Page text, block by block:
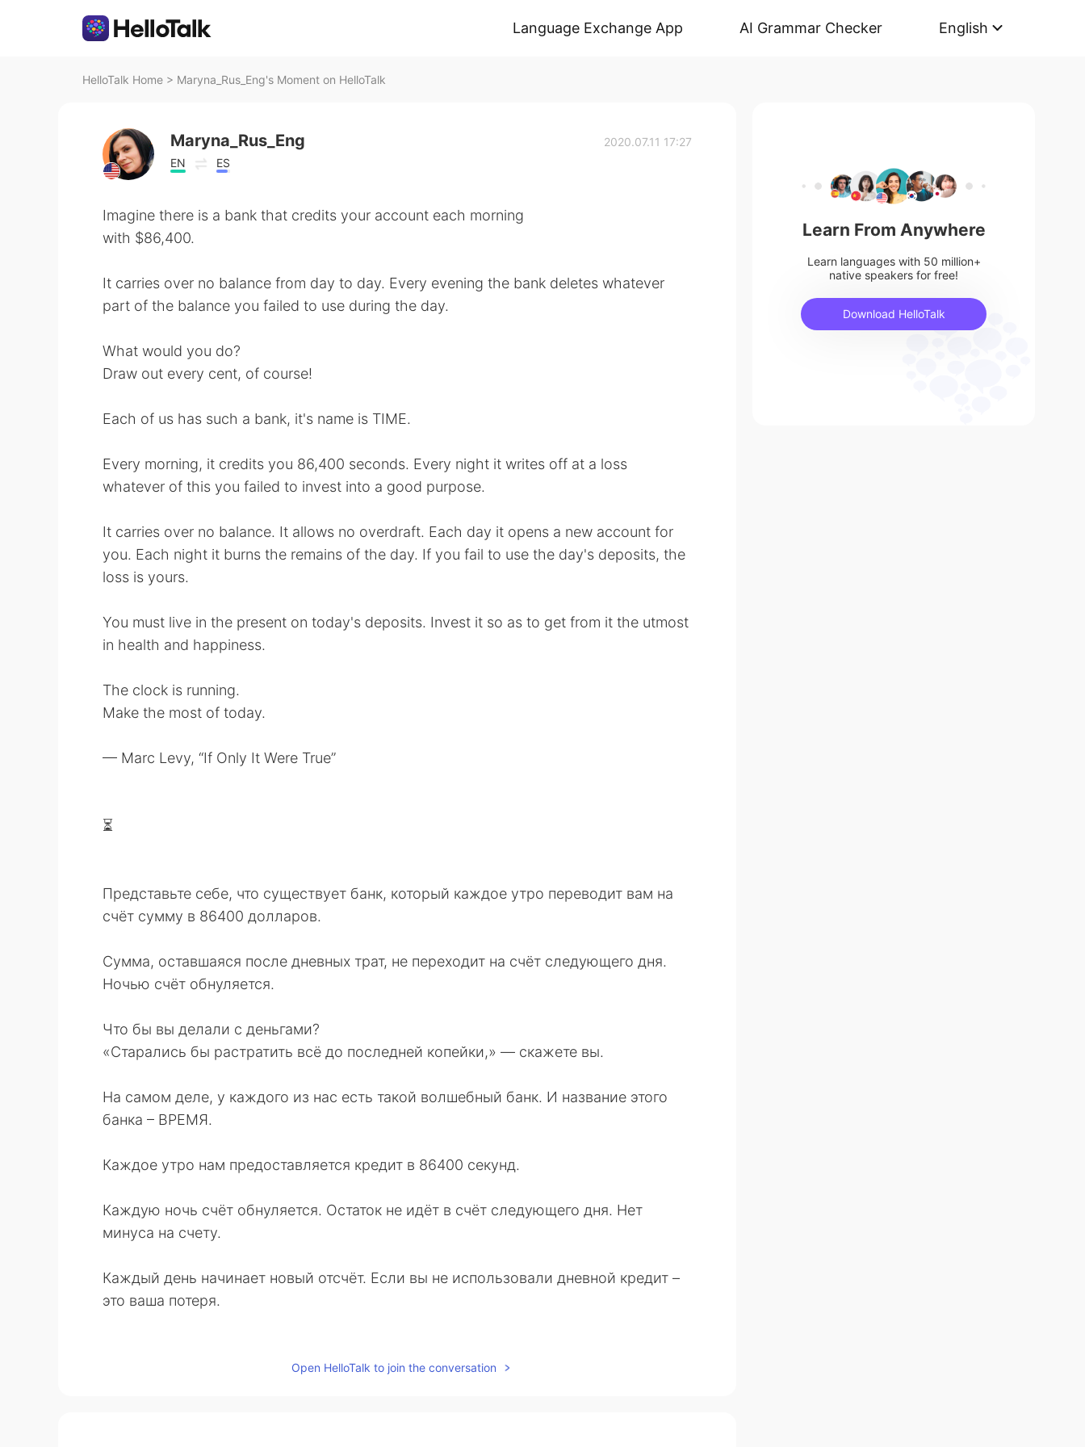
Language Exchange App AI Grammar Checker English
HelloTalk Home > Maryna_Rus_Eng's Moment on HelloTalk
Maryna_Rus_Eng
EN ES
2020.07.11 17:27
Imagine there is a bank that credits your account each morning
with $86,400.
It carries over no balance from day to day. Every evening the bank deletes whatever
part of the balance you failed to use during the day.
What would you do?
Draw out every cent, of course!
Each of us has such a bank, it's name is TIME.
Every morning, it credits you 86,400 seconds. Every night it writes off at a loss
whatever of this you failed to invest into a good purpose.
It carries over no balance. It allows no overdraft. Each day it opens a new account for
you. Each night it burns the remains of the day. If you fail to use the day's deposits, the
loss is yours.
You must live in the present on today's deposits. Invest it so as to get from it the utmost
in health and happiness.
The clock is running.
Make the most of today.
— Marc Levy, “If Only It Were True”
⏳
Представьте себе, что существует банк, который каждое утро переводит вам на
счёт сумму в 86400 долларов.
Сумма, оставшаяся после дневных трат, не переходит на счёт следующего дня.
Ночью счёт обнуляется.
Что бы вы делали с деньгами?
«Старались бы растратить всё до последней копейки,» — скажете вы.
На самом деле, у каждого из нас есть такой волшебный банк. И название этого
банка – ВРЕМЯ.
Каждое утро нам предоставляется кредит в 86400 секунд.
Каждую ночь счёт обнуляется. Остаток не идёт в счёт следующего дня. Нет
минуса на счету.
Каждый день начинает новый отсчёт. Если вы не использовали дневной кредит –
это ваша потеря.
Open HelloTalk to join the conversation
Learn From Anywhere
Learn languages with 50 million+
native speakers for free!
Download HelloTalk